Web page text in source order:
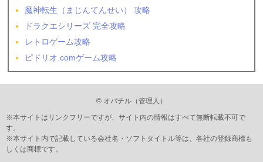
魔神転生（まじんてんせい） 攻略
ドラクエシリーズ 完全攻略
レトロゲーム攻略
ピドリオ.comゲーム攻略
© オパチル（管理人）
※本サイトはリンクフリーですが、サイト内の情報はすべて無断転載不可で
す。
※本サイト内で記載している会社名・ソフトタイトル等は、各社の登録商標も
しくは商標です。